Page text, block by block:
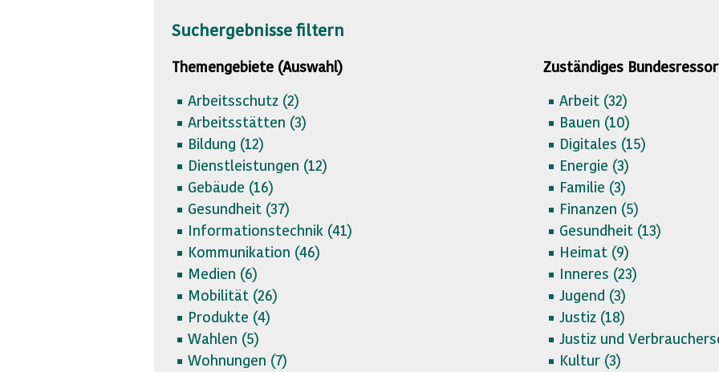
Suchergebnisse filtern
Themengebiete (Auswahl)
Arbeitsschutz (2)
Arbeitsstätten (3)
Bildung (12)
Dienstleistungen (12)
Gebäude (16)
Gesundheit (37)
Informationstechnik (41)
Kommunikation (46)
Medien (6)
Mobilität (26)
Produkte (4)
Wahlen (5)
Wohnungen (7)
Zuständiges
Arbeit (32)
Bauen (10)
Digitales (15)
Energie (3)
Familie (3)
Finanzen (5)
Gesundheit (13)
Heimat (9)
Inneres (23)
Jugend (3)
Justiz (18)
Justiz und
Kultur (3)